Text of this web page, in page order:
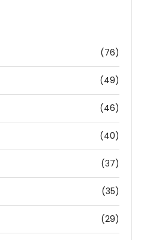
(76)
(49)
(46)
(40)
(37)
(35)
(29)